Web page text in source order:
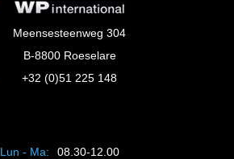
Meensesteenweg 304
B-8800 Roeselare
+32 (0)51 225 148
Lun - Ma:
08.30-12.00